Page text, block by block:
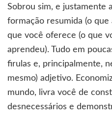
Sobrou sim, e justamente
formação resumida (o
que você oferece (o que
aprendeu). Tudo em
firulas e, principalmente,
mesmo) adjetivo.
mundo, livra você de
desnecessários e